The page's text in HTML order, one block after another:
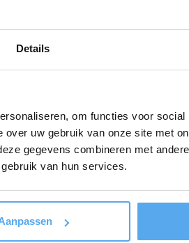
Details
om functies voor social
uw gebruik van onze site met
gegevens combineren met
van hun services.
mee aan de slag kunnen.
de organisatie op de
van den Berg